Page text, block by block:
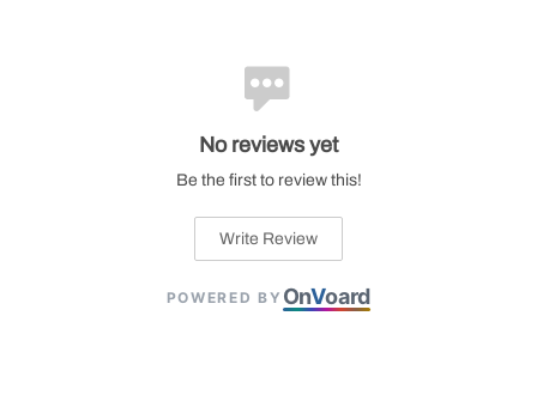
No reviews yet
Be the first to review this!
Write Review
POWERED BY OnVoard